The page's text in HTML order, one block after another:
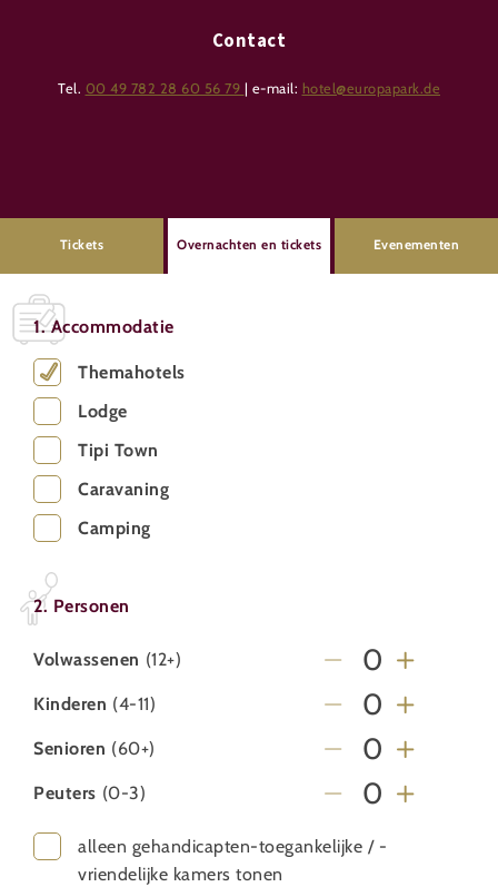
Contact
Tel. 00 49 782 28 60 56 79 | e-mail: hotel@europapark.de
Tickets Overnachten en tickets Evenementen
1. Accommodatie
Themahotels
Lodge
Tipi Town
Caravaning
Camping
2. Personen
Volwassenen (12+)
Kinderen (4-11)
Senioren (60+)
Peuters (0-3)
alleen gehandicapten-toegankelijke / -
vriendelijke kamers tonen